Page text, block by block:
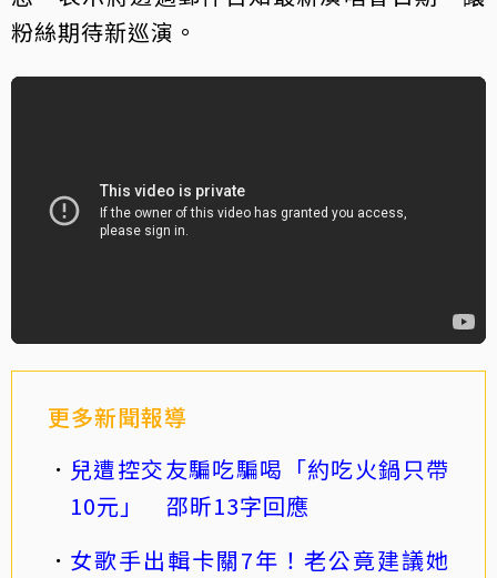
粉絲期待新巡演。
更多新聞報導
兒遭控交友騙吃騙喝「約吃火鍋只帶
10元」 邵昕13字回應
女歌手出輯卡關7年！老公竟建議她